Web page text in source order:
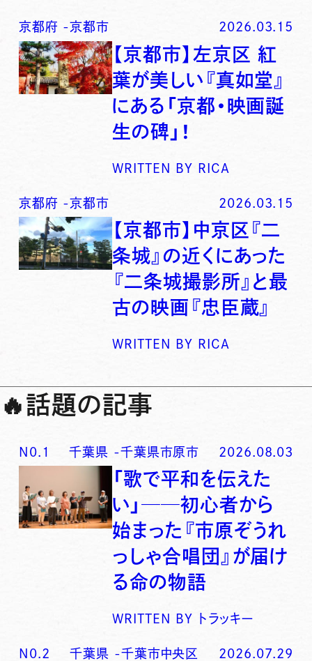
京都府 -京都市 2026.03.15
【京都市】左京区 紅
葉が美しい『真如堂』
にある「京都・映画誕
生の碑」！
WRITTEN BY RICA
京都府 -京都市 2026.03.15
【京都市】中京区『二
条城』の近くにあった
『二条城撮影所』と最
古の映画『忠臣蔵』
WRITTEN BY RICA
🔥話題の記事
N0. 1 千葉県 -千葉県市原市 2026.08.03
「歌で平和を伝えた
い」──初心者から
始まった『市原ぞうれ
っしゃ合唱団』が届け
る命の物語
WRITTEN BY トラッキー
N0. 2 千葉県 -千葉市中央区 2026.07.29